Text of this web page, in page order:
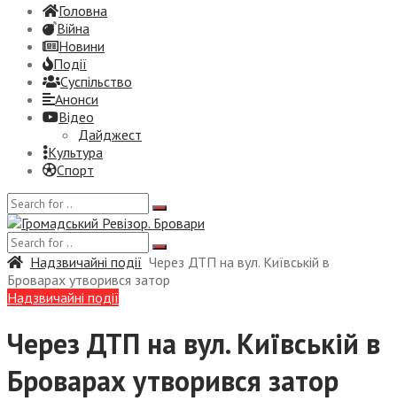
Головна
Війна
Новини
Події
Суспiльство
Анонси
Відео
Дайджест
Культура
Спорт
Надзвичайні події Через ДТП на вул. Київській в
Броварах утворився затор
Надзвичайні події
Через ДТП на вул. Київській в
Броварах утворився затор